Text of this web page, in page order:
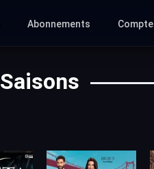
Abonnements Compte
Saisons